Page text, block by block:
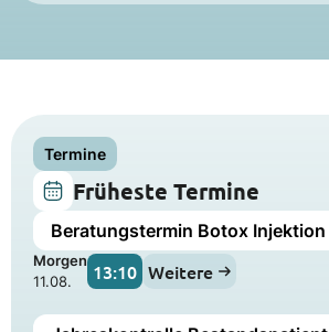
Termine
Früheste Termine
Beratungstermin Botox Injektion
Morgen
11.08.
13:10 Weitere